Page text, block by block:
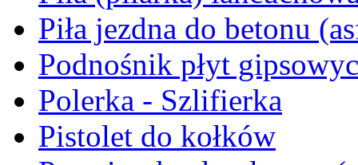
Piła jezdna do betonu
Podnośnik płyt
Polerka - Szlifierka
Pistolet do kołków